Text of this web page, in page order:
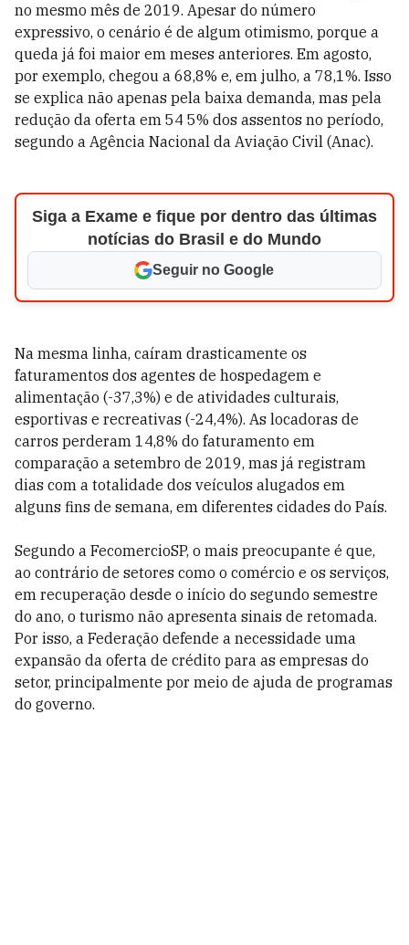
no mesmo mês de 2019. Apesar do número
expressivo, o cenário é de algum otimismo, porque a
queda já foi maior em meses anteriores. Em agosto,
por exemplo, chegou a 68,8% e, em julho, a 78,1%. Isso
se explica não apenas pela baixa demanda, mas pela
redução da oferta em 54 5% dos assentos no período,
segundo a Agência Nacional da Aviação Civil (Anac).
Siga a Exame e fique por dentro das últimas
notícias do Brasil e do Mundo
Seguir no Google
Na mesma linha, caíram drasticamente os
faturamentos dos agentes de hospedagem e
alimentação (-37,3%) e de atividades culturais,
esportivas e recreativas (-24,4%). As locadoras de
carros perderam 14,8% do faturamento em
comparação a setembro de 2019, mas já registram
dias com a totalidade dos veículos alugados em
alguns fins de semana, em diferentes cidades do País.
Segundo a FecomercioSP, o mais preocupante é que,
ao contrário de setores como o comércio e os serviços,
em recuperação desde o início do segundo semestre
do ano, o turismo não apresenta sinais de retomada.
Por isso, a Federação defende a necessidade uma
expansão da oferta de crédito para as empresas do
setor, principalmente por meio de ajuda de programas
do governo.